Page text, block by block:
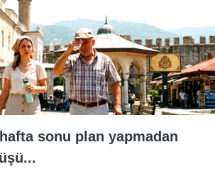
sonu plan yapmadan